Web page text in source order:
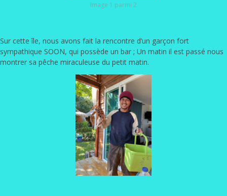
Image 1 parmi 2
Sur cette île, nous avons fait la rencontre d’un garçon fort
sympathique SOON, qui possède un bar ; Un matin il est passé nous
montrer sa pêche miraculeuse du petit matin.